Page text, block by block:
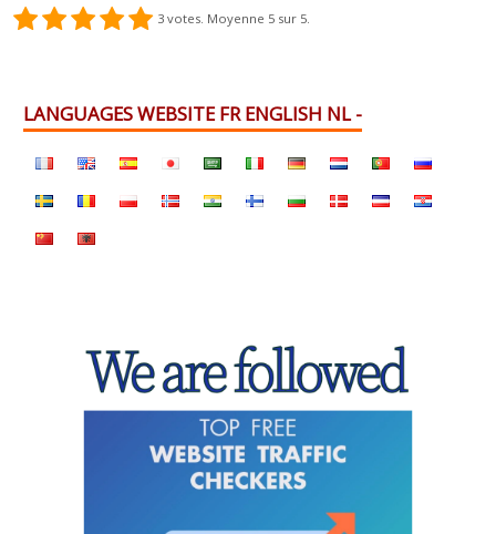
3 votes. Moyenne 5 sur 5.
LANGUAGES WEBSITE FR ENGLISH NL -